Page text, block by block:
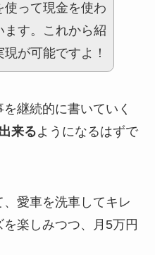
使って現金を使わ
ます。これから紹
が可能ですよ！
継続的に書いていく
来るようになるはずで
愛車を洗車してキレ
楽しみつつ、月5万円